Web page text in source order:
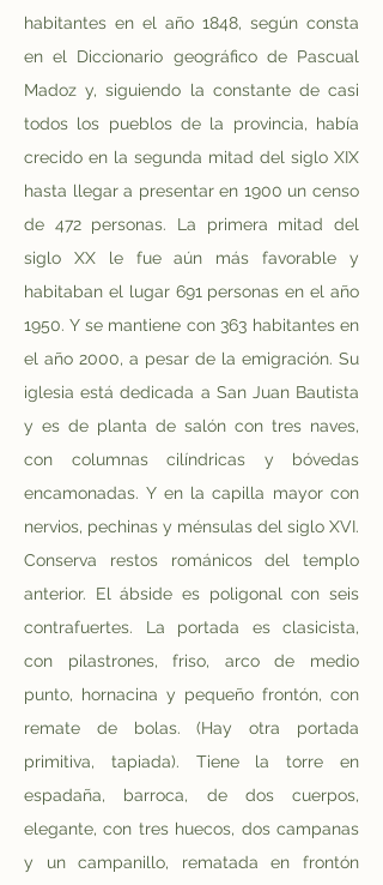
habitantes en el año 1848, según consta
en el Diccionario geográfico de Pascual
Madoz y, siguiendo la constante de casi
todos los pueblos de la provincia, había
crecido en la segunda mitad del siglo XIX
hasta llegar a presentar en 1900 un censo
de 472 personas. La primera mitad del
siglo XX le fue aún más favorable y
habitaban el lugar 691 personas en el año
1950. Y se mantiene con 363 habitantes en
el año 2000, a pesar de la emigración. Su
iglesia está dedicada a San Juan Bautista
y es de planta de salón con tres naves,
con columnas cilíndricas y bóvedas
encamonadas. Y en la capilla mayor con
nervios, pechinas y ménsulas del siglo XVI.
Conserva restos románicos del templo
anterior. El ábside es poligonal con seis
contrafuertes. La portada es clasicista,
con pilastrones, friso, arco de medio
punto, hornacina y pequeño frontón, con
remate de bolas. (Hay otra portada
primitiva, tapiada). Tiene la torre en
espadaña, barroca, de dos cuerpos,
elegante, con tres huecos, dos campanas
y un campanillo, rematada en frontón